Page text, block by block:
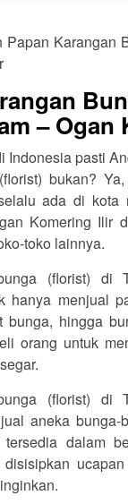
–
Indonesia pasti
bukan?
ada di kota
Komering Ilir
toko lainnya.
(florist) di
hanya menjual
bunga, hingga
orang untuk
(florist) di
aneka
dalam